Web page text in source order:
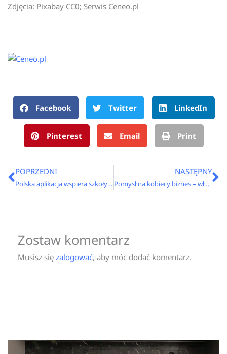
Zdjęcia: Pixabay CC0; Serwis Ceneo.pl
Facebook Twitter LinkedIn
Pinterest Email Print
Prev
POPRZEDNI
Polska aplikacja wspiera szkoły w przeciwdziałaniu przemocy
NASTĘPNY
Pomysł na kobiecy biznes – własny butik online
Zostaw komentarz
Musisz się zalogować, aby móc dodać komentarz.